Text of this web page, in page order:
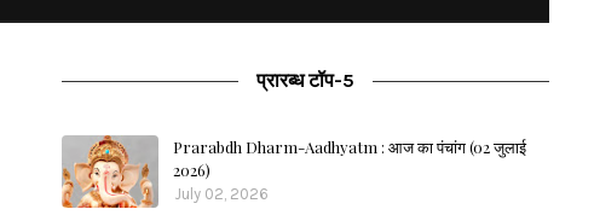
प्रारब्ध टॉप-5
Prarabdh Dharm-Aadhyatm : आज का पंचांग (02 जुलाई
2026)
July 02, 2026